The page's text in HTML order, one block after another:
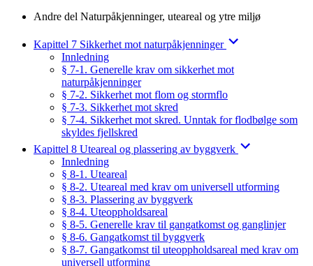
Andre del Naturpåkjenninger, uteareal og ytre miljø
Kapittel 7 Sikkerhet mot naturpåkjenninger
Innledning
§ 7-1. Generelle krav om sikkerhet mot
naturpåkjenninger
§ 7-2. Sikkerhet mot flom og stormflo
§ 7-3. Sikkerhet mot skred
§ 7-4. Sikkerhet mot skred. Unntak for flodbølge som
skyldes fjellskred
Kapittel 8 Uteareal og plassering av byggverk
Innledning
§ 8-1. Uteareal
§ 8-2. Uteareal med krav om universell utforming
§ 8-3. Plassering av byggverk
§ 8-4. Uteoppholdsareal
§ 8-5. Generelle krav til gangatkomst og ganglinjer
§ 8-6. Gangatkomst til byggverk
§ 8-7. Gangatkomst til uteoppholdsareal med krav om
universell utforming